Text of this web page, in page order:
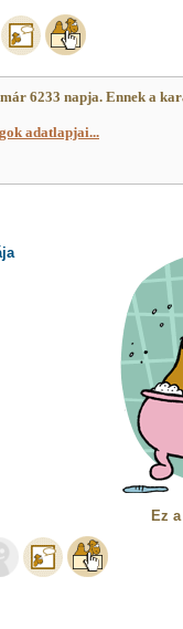
6233 napja. Ennek a
adatlapjai...
Ez